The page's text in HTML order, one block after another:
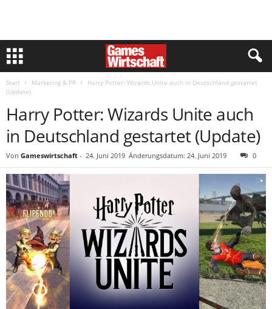
Start Marketing & PR
Harry Potter: Wizards Unite auch in Deutschland gestartet
(Update)
Harry Potter: Wizards Unite auch
in Deutschland gestartet (Update)
Von Gameswirtschaft - 24. Juni 2019 Änderungsdatum: 24. Juni 2019 0